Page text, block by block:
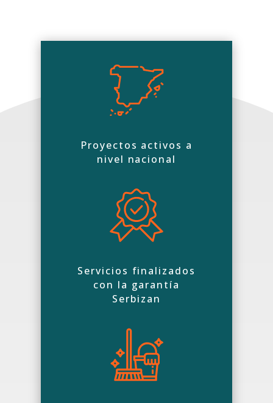
Proyectos activos a
nivel nacional
Servicios finalizados
con la garantía
Serbizan